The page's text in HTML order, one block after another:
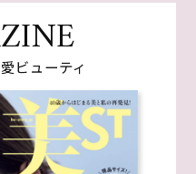
ビューティ